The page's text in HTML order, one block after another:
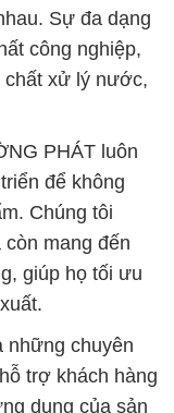
Sự đa dạng
công nghiệp,
chất xử lý nước,
PHÁT luôn
để không
Chúng tôi
mang đến
giúp họ tối ưu
những chuyên
trợ khách hàng
dụng của sản